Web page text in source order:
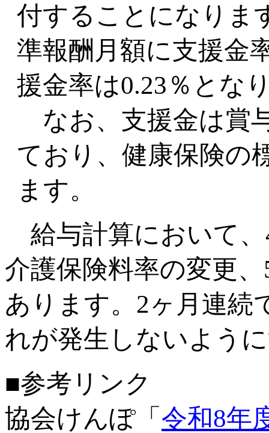
付することになりま
準報酬月額に支援金
援金率は0.23％とな
なお、支援金は賞
ており、健康保険の
ます。
給与計算において、
介護保険料率の変更
あります。2ヶ月連続
れが発生しないよう
■参考リンク
協会けんぽ「 令和8年